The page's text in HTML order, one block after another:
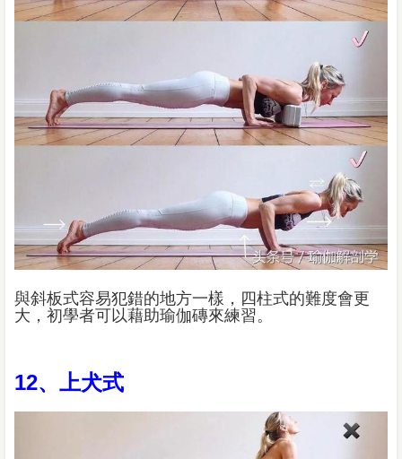
與斜板式容易犯錯的地方一樣，四柱式的難度會更
大，初學者可以藉助瑜伽磚來練習。
12、上犬式